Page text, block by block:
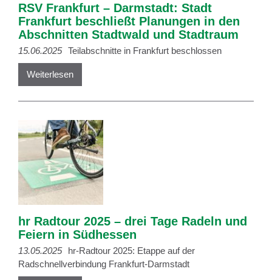
RSV Frankfurt – Darmstadt: Stadt
Frankfurt beschließt Planungen in den
Abschnitten Stadtwald und Stadtraum
15.06.2025 Teilabschnitte in Frankfurt beschlossen
Weiterlesen
hr Radtour 2025 – drei Tage Radeln und
Feiern in Südhessen
13.05.2025
hr-Radtour 2025: Etappe auf der
Radschnellverbindung Frankfurt-Darmstadt